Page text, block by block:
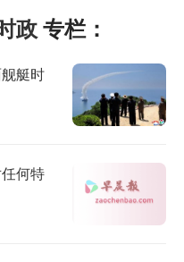
政 专栏：
艇时
何特